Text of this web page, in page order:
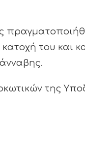
του και
της